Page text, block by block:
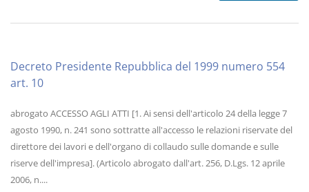
Decreto Presidente Repubblica del 1999 numero 554
art. 10
abrogato ACCESSO AGLI ATTI [1. Ai sensi dell'articolo 24 della legge 7
agosto 1990, n. 241 sono sottratte all'accesso le relazioni riservate del
direttore dei lavori e dell'organo di collaudo sulle domande e sulle
riserve dell'impresa]. (Articolo abrogato dall'art. 256, D.Lgs. 12 aprile
2006, n....